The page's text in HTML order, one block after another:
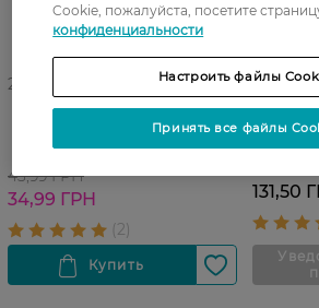
27 07 - 23 08
Мыло для тела детское
Johnsons перед сном 90 г
43,99 ГРН
34,99 ГРН
Пенка-
131,50
Cookie, пожалуйста, посетите
конфиденциальности
Настроить файлы
Принять все файлы